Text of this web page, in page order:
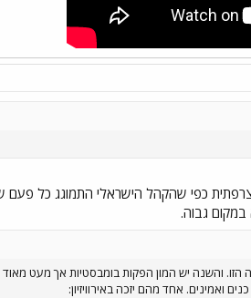
כפי שהקהל הישראלי התמוגג כל
ואמינים. אחד מהם יזכה באירוויזיון: